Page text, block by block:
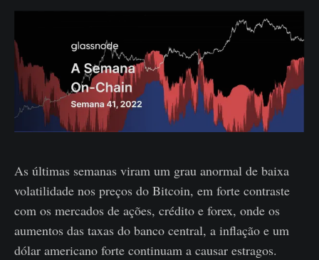
As últimas semanas viram um grau anormal de baixa
volatilidade nos preços do Bitcoin, em forte contraste
com os mercados de ações, crédito e forex, onde os
aumentos das taxas do banco central, a inflação e um
dólar americano forte continuam a causar estragos.